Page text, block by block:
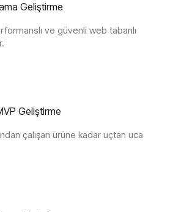
Geliştirme
ve güvenli web tabanlı
Geliştirme
çalışan ürüne kadar uçtan uca